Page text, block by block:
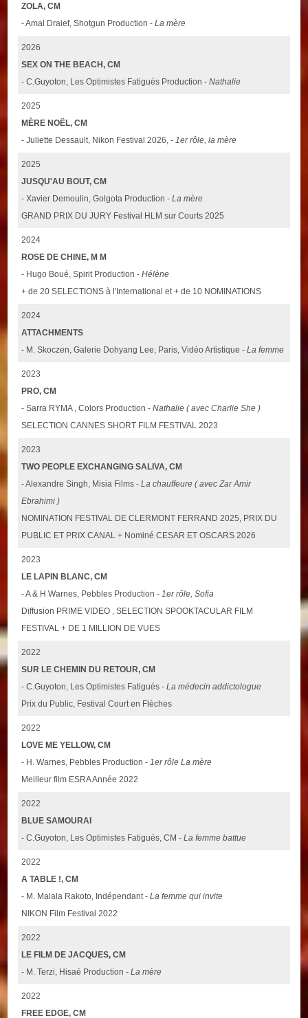
ZOLA, CM
- Amal Draief, Shotgun Production -La mère
2026
SEX ON THE BEACH, CM
- C.Guyoton, Les Optimistes Fatigués Production -Nathalie
2025
MÈRE NOËL, CM
- Juliette Dessault, Nikon Festival 2026, -1er rôle, la mère
2025
JUSQU'AU BOUT, CM
- Xavier Demoulin, Golgota Production -La mère
GRAND PRIX DU JURY Festival HLM sur Courts 2025
2024
ROSE DE CHINE, M M
- Hugo Boué, Spirit Production -Hélène
+ de 20 SELECTIONS à l'International et + de 10 NOMINATIONS
2024
ATTACHMENTS
- M. Skoczen, Galerie Dohyang Lee, Paris, Vidéo Artistique -La femme
2023
PRO, CM
- Sarra RYMA , Colors Production -Nathalie ( avec Charlie She )
SELECTION CANNES SHORT FILM FESTIVAL 2023
2023
TWO PEOPLE EXCHANGING SALIVA, CM
- Alexandre Singh, Misia Films -La chauffeure ( avec Zar Amir
Ebrahimi )
NOMINATION FESTIVAL DE CLERMONT FERRAND 2025, PRIX DU
PUBLIC ET PRIX CANAL + Nominé CESAR ET OSCARS 2026
2023
LE LAPIN BLANC, CM
- A & H Warnes, Pebbles Production -1er rôle, Sofia
Diffusion PRIME VIDEO , SELECTION SPOOKTACULAR FILM
FESTIVAL + DE 1 MILLION DE VUES
2022
SUR LE CHEMIN DU RETOUR, CM
- C.Guyoton, Les Optimistes Fatigués -La médecin addictologue
Prix du Public, Festival Court en Flèches
2022
LOVE ME YELLOW, CM
- H. Warnes, Pebbles Production -1er rôle La mère
Meilleur film ESRA Année 2022
2022
BLUE SAMOURAI
- C.Guyoton, Les Optimistes Fatigués, CM -La femme battue
2022
A TABLE !, CM
- M. Malala Rakoto, Indépendant -La femme qui invite
NIKON Film Festival 2022
2022
LE FILM DE JACQUES, CM
- M. Terzi, Hisaé Production -La mère
2022
FREE EDGE, CM